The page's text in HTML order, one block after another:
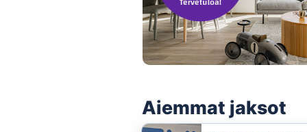
Aiemmat jaksot